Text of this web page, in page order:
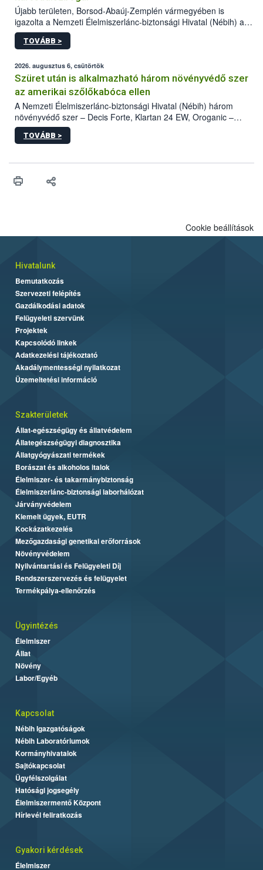
Újabb területen, Borsod-Abaúj-Zemplén vármegyében is
igazolta a Nemzeti Élelmiszerlánc-biztonsági Hivatal (Nébih) a
kőrisrontó karcsúdíszbogár (Agrilus planipennis) jelenlétét. A
kártevőt nem csak színcsapdában találták meg, de már fertőzött
az intenzív felderítést, emellett az intézkedéseket a szlovák
hatósággal is összehangolják a terjedés megállítása érdekében.
TOVÁBB >
2026. augusztus 6, csütörtök
Szüret után is alkalmazható három növényvédő szer
az amerikai szőlőkabóca ellen
A Nemzeti Élelmiszerlánc-biztonsági Hivatal (Nébih) három
növényvédő szer – Decis Forte, Klartan 24 EW, Oroganic –
engedélyokiratát módosította, így azok a szüretet követően,
egészen a vesszőérettség (BBCH 91) stádiumáig
érésű szőlőkben is legyen lehetőség a károsító elleni további
felhasználók számára is elérhető és ökológiai termesztésben is
TOVÁBB >
Cookie beállítások
Hivatalunk
Bemutatkozás
Szervezeti felépítés
Gazdálkodási adatok
Felügyeleti szervünk
Projektek
Kapcsolódó linkek
Adatkezelési tájékoztató
Akadálymentességi nyilatkozat
Üzemeltetési információ
Szakterületek
Állat-egészségügy és állatvédelem
Állategészségügyi diagnosztika
Állatgyógyászati termékek
Borászat és alkoholos italok
Élelmiszer- és takarmánybiztonság
Élelmiszerlánc-biztonsági laborhálózat
Járványvédelem
Kiemelt ügyek, EUTR
Kockázatkezelés
Mezőgazdasági genetikai erőforrások
Növényvédelem
Nyilvántartási és Felügyeleti Díj
Rendszerszervezés és felügyelet
Termékpálya-ellenőrzés
Ügyintézés
Élelmiszer
Állat
Növény
Labor/Egyéb
Kapcsolat
Nébih Igazgatóságok
Nébih Laboratóriumok
Kormányhivatalok
Sajtókapcsolat
Ügyfélszolgálat
Hatósági jogsegély
Élelmiszermentő Központ
Hírlevél feliratkozás
Gyakori kérdések
Élelmiszer